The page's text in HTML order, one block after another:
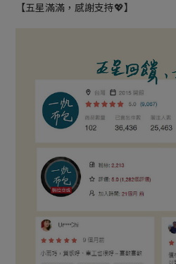
【五星滿滿，感謝支持💖】